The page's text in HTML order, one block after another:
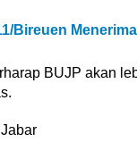
Bireuen
BUJP akan